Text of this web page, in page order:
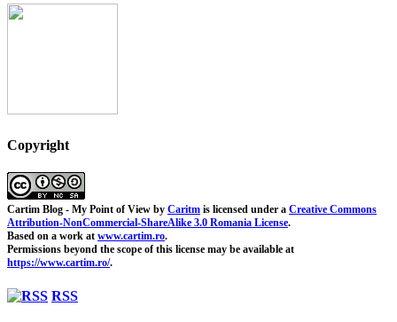
Copyright
Cartim Blog - My Point of View by Caritm is licensed under a Creative Commons
Attribution-NonCommercial-ShareAlike 3.0 Romania License.
Based on a work at www.cartim.ro.
Permissions beyond the scope of this license may be available at
https://www.cartim.ro/.
RSS